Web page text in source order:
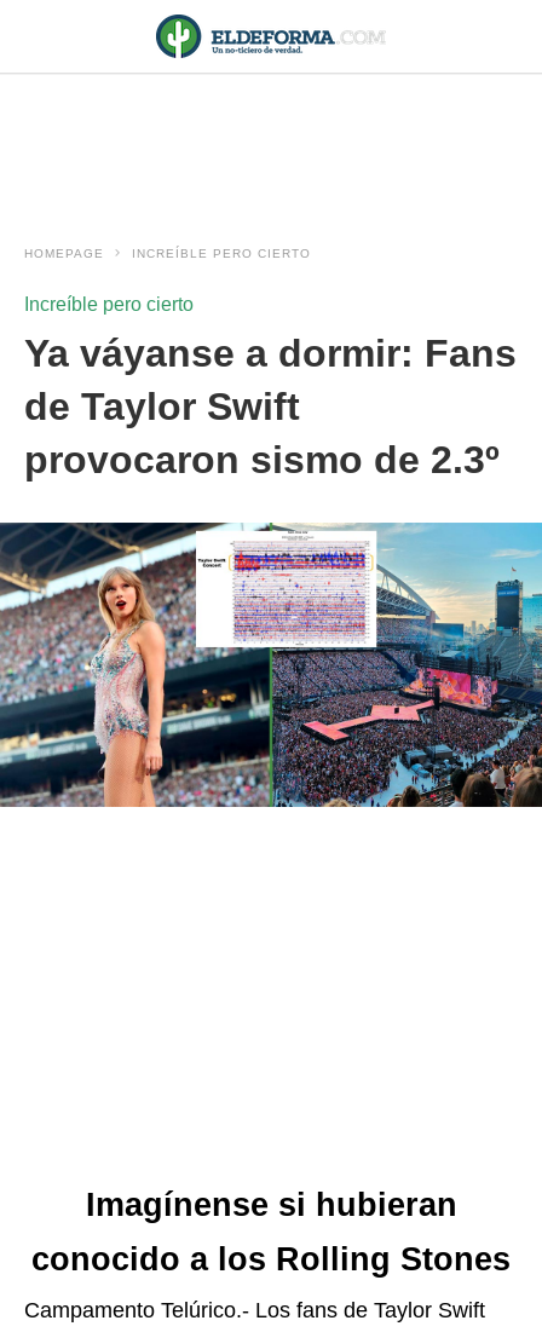
HOMEPAGE INCREÍBLE PERO CIERTO
Increíble pero cierto
Ya váyanse a dormir: Fans
de Taylor Swift
provocaron sismo de 2.3º
Imagínense si hubieran
conocido a los Rolling Stones
Campamento Telúrico.- Los fans de Taylor Swift